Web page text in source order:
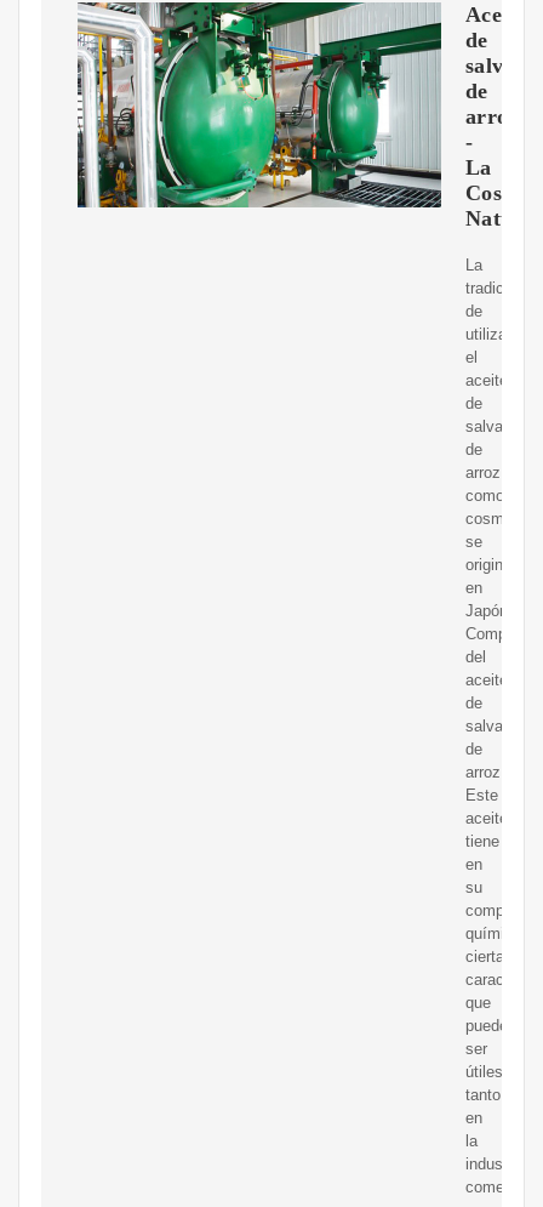
Aceite
de
salvado
de
arroz
-
La
Natural
La
tradición
de
utilizar
el
aceite
de
salvado
de
arroz
como
cosmético
se
origina
en
Japón.
del
aceite
de
salvado
de
arroz.
Este
aceite
tiene
en
su
química
ciertas
que
pueden
ser
útiles
tanto
en
la
industria
cometida